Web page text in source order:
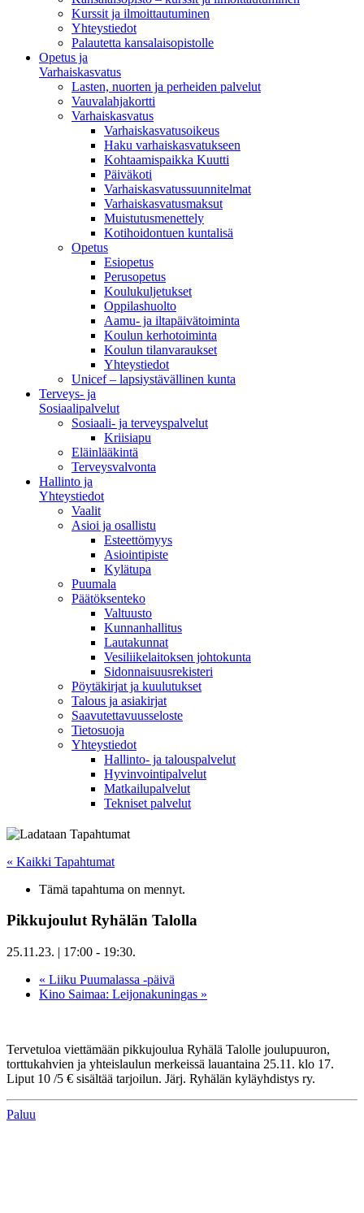
Kurssit ja ilmoittautuminen
Yhteystiedot
Palautetta kansalaisopistolle
Opetus ja
Varhaiskasvatus
Lasten, nuorten ja perheiden palvelut
Vauvalahjakortti
Varhaiskasvatus
Varhaiskasvatusoikeus
Haku varhaiskasvatukseen
Kohtaamispaikka Kuutti
Päiväkoti
Varhaiskasvatussuunnitelmat
Varhaiskasvatusmaksut
Muistutusmenettely
Kotihoidontuen kuntalisä
Opetus
Esiopetus
Perusopetus
Koulukuljetukset
Oppilashuolto
Aamu- ja iltapäivätoiminta
Koulun kerhotoiminta
Koulun tilanvaraukset
Yhteystiedot
Unicef – lapsiystävällinen kunta
Terveys- ja
Sosiaalipalvelut
Sosiaali- ja terveyspalvelut
Kriisiapu
Eläinlääkintä
Terveysvalvonta
Hallinto ja
Yhteystiedot
Vaalit
Asioi ja osallistu
Esteettömyys
Asiointipiste
Kylätupa
Puumala
Päätöksenteko
Valtuusto
Kunnanhallitus
Lautakunnat
Vesiliikelaitoksen johtokunta
Sidonnaisuusrekisteri
Pöytäkirjat ja kuulutukset
Talous ja asiakirjat
Saavutettavuusseloste
Tietosuoja
Yhteystiedot
Hallinto- ja talouspalvelut
Hyvinvointipalvelut
Matkailupalvelut
Tekniset palvelut
« Kaikki Tapahtumat
Tämä tapahtuma on mennyt.
Pikkujoulut Ryhälän Talolla
25.11.23. | 17:00 - 19:30.
« Liiku Puumalassa -päivä
Kino Saimaa: Leijonakuningas »
Tervetuloa viettämään pikkujoulua Ryhälä Talolle joulupuuron,
torttukahvien ja yhteislaulun merkeissä lauantaina 25.11. klo 17.
Liput 10 /5 € sisältää tarjoilun. Järj. Ryhälän kyläyhdistys ry.
Paluu